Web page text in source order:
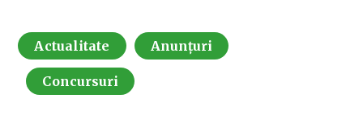
Actualitate Anunțuri
Concursuri